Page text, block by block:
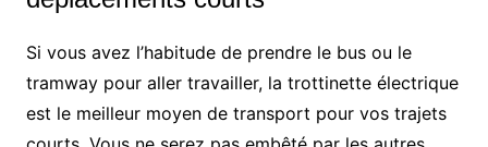
Si vous avez l’habitude de prendre le bus ou le
tramway pour aller travailler, la trottinette électrique
est le meilleur moyen de transport pour vos trajets